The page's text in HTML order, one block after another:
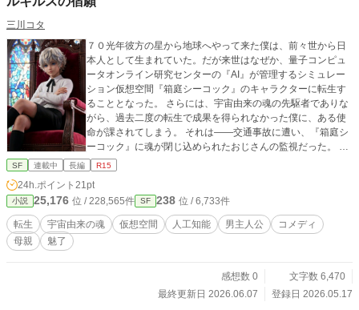
三川コタ
７０光年彼方の星から地球へやって来た僕は、前々世から日
本人として生まれていた。だが来世はなぜか、量子コンピュ
ータオンライン研究センターの『AI』が管理するシミュレー
ション仮想空間『箱庭シーコック』のキャラクターに転生す
ることとなった。 さらには、宇宙由来の魂の先駆者でありな
がら、過去二度の転生で成果を得られなかった僕に、ある使
命が課されてしまう。 それは――交通事故に遭い、『箱庭シ
ーコック』に魂が閉じ込められたおじさんの監視だった。 箱
庭で白銀髪の美青年に生まれ変わっていたおじさんは、シー
ながら、「風俗王」という不名誉な俗称で呼ばれていた。 ※
本作は「笑ってはいけない悪役令嬢」のスピンオフです。未
読の方でもお楽しみいただけますが、併せて読むとおじさん
の「不憫な喜劇」の解像度が上がります。 小説家になろうに
SF 連載中 長編 R15
24h.ポイント 21pt
小説 25,176 位 / 228,565件 SF 238 位 / 6,733件
転生 宇宙由来の魂 仮想空間 人工知能 男主人公
コメディ
母親
魅了
感想数 0
文字数 6,470
最終更新日 2026.06.07
登録日 2026.05.17